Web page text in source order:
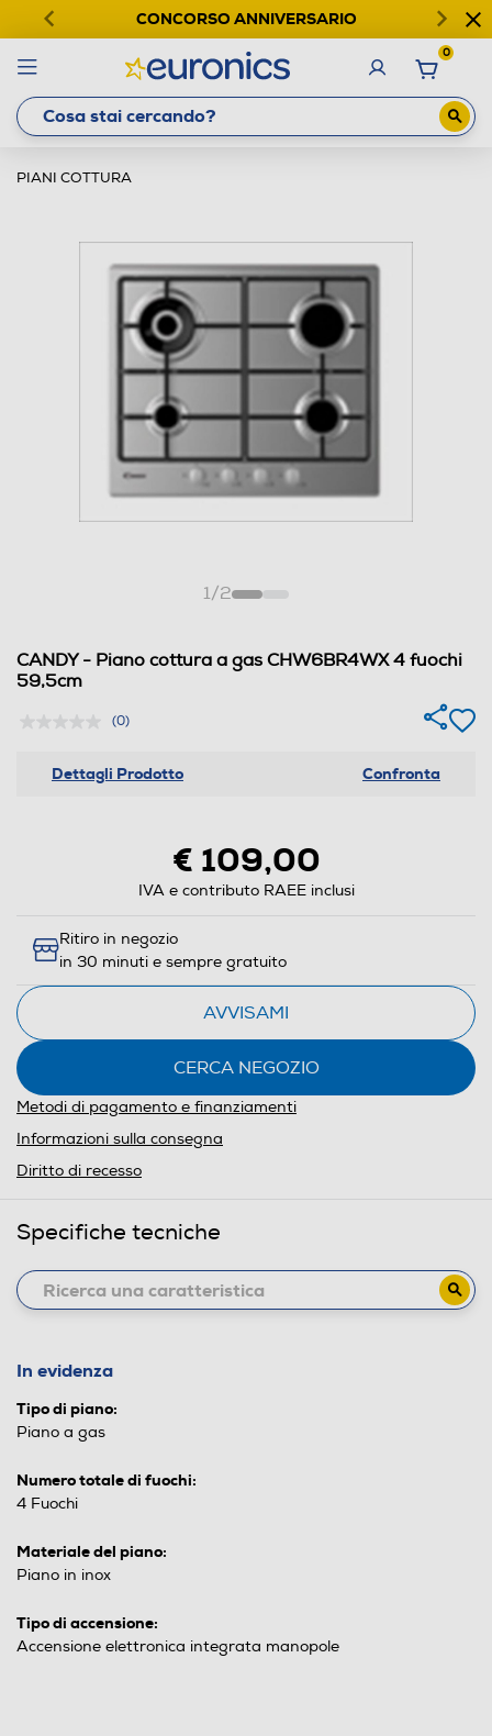
CONCORSO ANNIVERSARIO
0
PIANI COTTURA
1/2
CANDY - Piano cottura a gas CHW6BR4WX 4 fuochi
59,5cm
(0)
Dettagli Prodotto Confronta
€ 109,00
IVA e contributo RAEE inclusi
Ritiro in negozio
in 30 minuti e sempre gratuito
AVVISAMI
CERCA NEGOZIO
Metodi di pagamento e finanziamenti
Informazioni sulla consegna
Diritto di recesso
Specifiche tecniche
In evidenza
Tipo di piano:
Piano a gas
Numero totale di fuochi:
4 Fuochi
Materiale del piano:
Piano in inox
Tipo di accensione:
Accensione elettronica integrata manopole